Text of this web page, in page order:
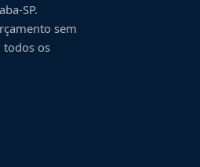
-SP.
sem
todos os